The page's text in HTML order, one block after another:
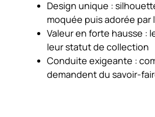
Design unique :
moquée puis adorée par
Valeur en forte hausse :
leur statut de collection
Conduite exigeante :
demandent du savoir-